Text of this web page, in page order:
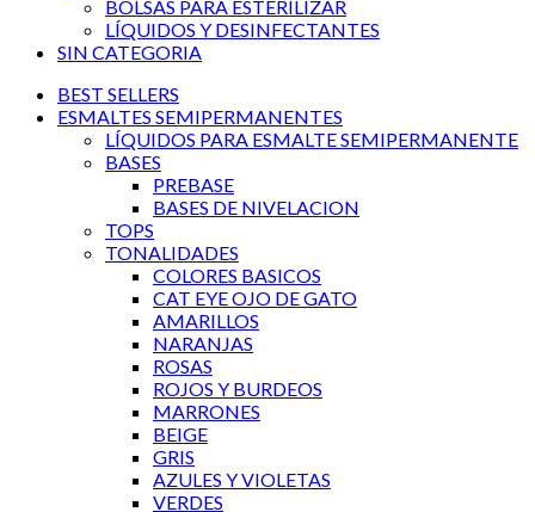
BOLSAS PARA ESTERILIZAR
LÍQUIDOS Y DESINFECTANTES
SIN CATEGORIA
BEST SELLERS
ESMALTES SEMIPERMANENTES
LÍQUIDOS PARA ESMALTE SEMIPERMANENTE
BASES
PREBASE
BASES DE NIVELACION
TOPS
TONALIDADES
COLORES BASICOS
CAT EYE OJO DE GATO
AMARILLOS
NARANJAS
ROSAS
ROJOS Y BURDEOS
MARRONES
BEIGE
GRIS
AZULES Y VIOLETAS
VERDES